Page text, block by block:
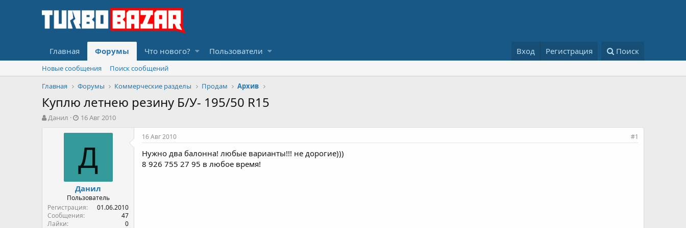
Главная Форумы Что нового? Пользователи Вход Регистрация Поиск
Новые сообщения
Поиск сообщений
Главная
Форумы Коммерческие разделы Продам Архив
Куплю летнею резину Б/У- 195/50 R15
А
Данил
Д
т
н
а
ч
а
л
а
16 Авг 2010
Д
Данил
Пользователь
Регистрация
01.06.2010
Сообщения
47
Лайки
0
16 Авг 2010 #1
Нужно два балонна! любые варианты!!! не дорогие)))
8 926 755 27 95 в любое время!